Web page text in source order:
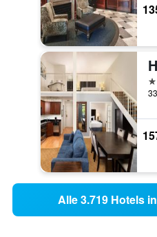
3
Alle 3.719 Hotels